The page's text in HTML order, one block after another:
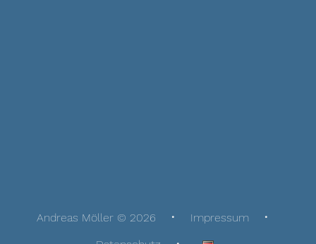
Andreas Möller © 2026
Impressum